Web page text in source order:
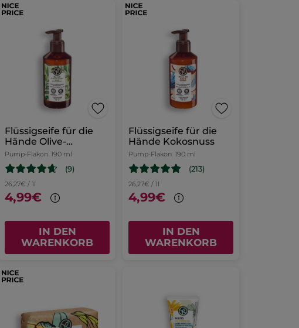
Flüssigseife für die
Hände Olive-
Petitgrain
Pump-Flakon 190 ml
(9)
26,27€ / 1l
4,99€
IN DEN
WARENKORB
Flüssigseife für die
Hände Kokosnuss
Pump-Flakon 190 ml
(213)
26,27€ / 1l
4,99€
IN DEN
WARENKORB